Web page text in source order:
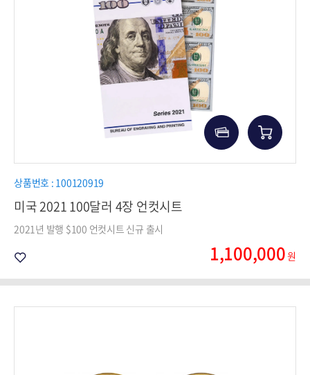
상품번호 : 100120919
미국 2021 100달러 4장 언컷시트
2021년 발행 $100 언컷시트 신규 출시
1,100,000원